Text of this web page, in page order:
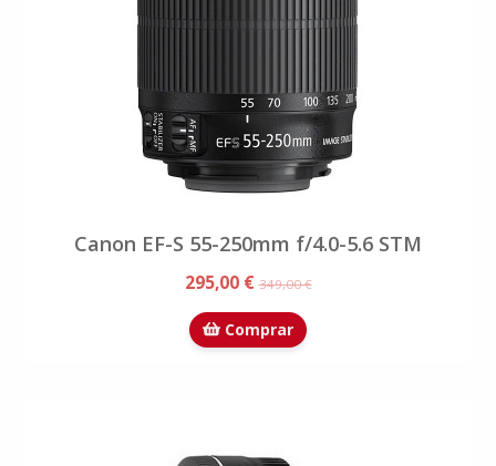
Canon EF-S 55-250mm f/4.0-5.6 STM
295,00 €349,00 €
Comprar